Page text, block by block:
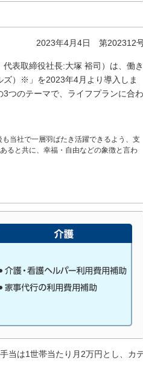
2023年4月4日 第202312
表取締役社長:大塚 裕司）は、働き
ズ）※」を2023年4月より導入しま
つのテーマで、ライフプランに合わ
当社で一層羽ばたき活躍できるよう、支
ると共に、幸福・自由などの象徴と言わ
当は1世帯当たり月2万円とし、カ